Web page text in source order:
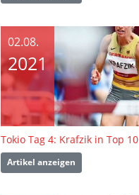
02.08.
2021
Tokio Tag 4: Krafzik in Top 10
Artikel anzeigen